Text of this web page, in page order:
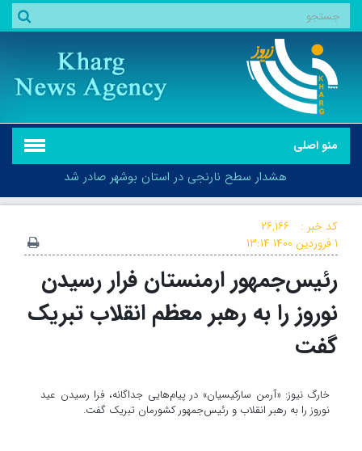
منو اصلی
هشدار سطح نارنجی در استان بوشهر صادر شد
هشدار سطح نارنجی در استان بوشهر صادر شد
کد خبر :
۲۶,۱۶۶
۱ فروردین ۱۴۰۰
۱۳:۱۴
رئیس‌جمهور ارمنستان فرار رسیدن
نوروز را به رهبر معظم انقلاب تبریک
گفت
خارگ نیوز: «آرمن سارکیسیان» در پیام‌هایی جداگانه، فرا رسیدن عید
نوروز را به رهبر انقلاب و رئیس‌جمهور کشورمان تبریک گفت.